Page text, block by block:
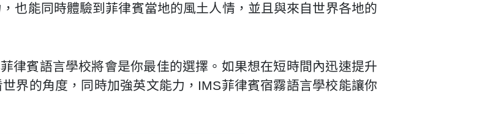
也能同時體驗到菲律賓當地的風土人情，並且與來自世界各地的
律賓語言學校將會是你最佳的選擇。如果想在短時間內迅速提升
界的角度，同時加強英文能力，IMS菲律賓宿霧語言學校能讓你